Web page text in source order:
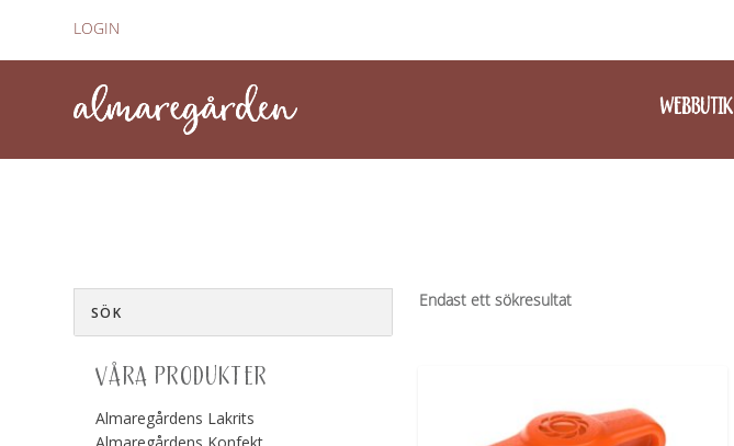
LOGIN
WEBBUTIK
Endast ett sökresultat
VÅRA PRODUKTER
Almaregårdens Lakrits